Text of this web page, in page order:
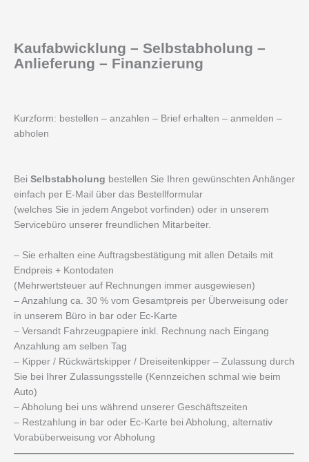
Kaufabwicklung – Selbstabholung –
Anlieferung – Finanzierung
Kurzform: bestellen – anzahlen – Brief erhalten – anmelden –
abholen
Bei Selbstabholung bestellen Sie Ihren gewünschten Anhänger
einfach per E-Mail über das Bestellformular
(welches Sie in jedem Angebot vorfinden) oder in unserem
Servicebüro unserer freundlichen Mitarbeiter.
– Sie erhalten eine Auftragsbestätigung mit allen Details mit
Endpreis + Kontodaten
(Mehrwertsteuer auf Rechnungen immer ausgewiesen)
– Anzahlung ca. 30 % vom Gesamtpreis per Überweisung oder
in unserem Büro in bar oder Ec-Karte
– Versandt Fahrzeugpapiere inkl. Rechnung nach Eingang
Anzahlung am selben Tag
– Kipper / Rückwärtskipper / Dreiseitenkipper – Zulassung durch
Sie bei Ihrer Zulassungsstelle (Kennzeichen schmal wie beim
Auto)
– Abholung bei uns während unserer Geschäftszeiten
– Restzahlung in bar oder Ec-Karte bei Abholung, alternativ
Vorabüberweisung vor Abholung
—————————————————————————————